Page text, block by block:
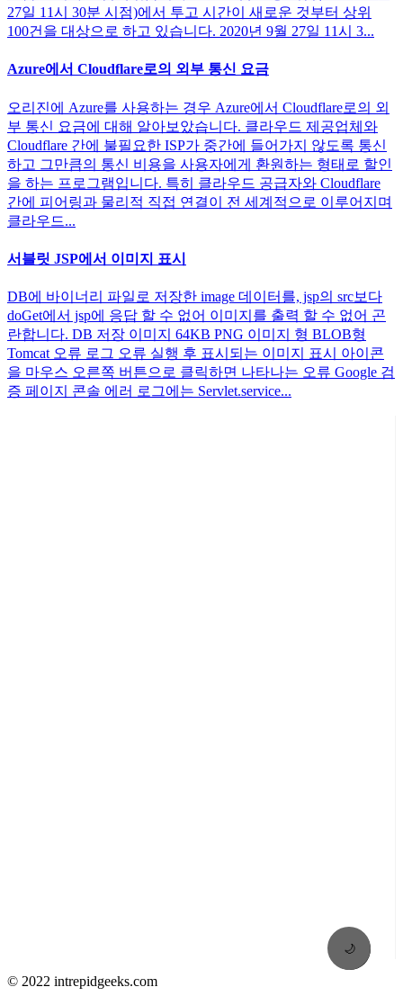
🌙
27일 11시 30분 시점)에서 투고 시간이 새로운 것부터 상위
100건을 대상으로 하고 있습니다. 2020년 9월 27일 11시 3...
Azure에서 Cloudflare로의 외부 통신 요금
오리진에 Azure를 사용하는 경우 Azure에서 Cloudflare로의 외
부 통신 요금에 대해 알아보았습니다. 클라우드 제공업체와
Cloudflare 간에 불필요한 ISP가 중간에 들어가지 않도록 통신
하고 그만큼의 통신 비용을 사용자에게 환원하는 형태로 할인
을 하는 프로그램입니다. 특히 클라우드 공급자와 Cloudflare
간에 피어링과 물리적 직접 연결이 전 세계적으로 이루어지며
클라우드...
서블릿 JSP에서 이미지 표시
DB에 바이너리 파일로 저장한 image 데이터를, jsp의 src보다
doGet에서 jsp에 응답 할 수 없어 이미지를 출력 할 수 없어 곤
란합니다. DB 저장 이미지 64KB PNG 이미지 형 BLOB형
Tomcat 오류 로그 오류 실행 후 표시되는 이미지 표시 아이콘
을 마우스 오른쪽 버튼으로 클릭하면 나타나는 오류 Google 검
증 페이지 콘솔 에러 로그에는 Servlet.service...
© 2022 intrepidgeeks.com